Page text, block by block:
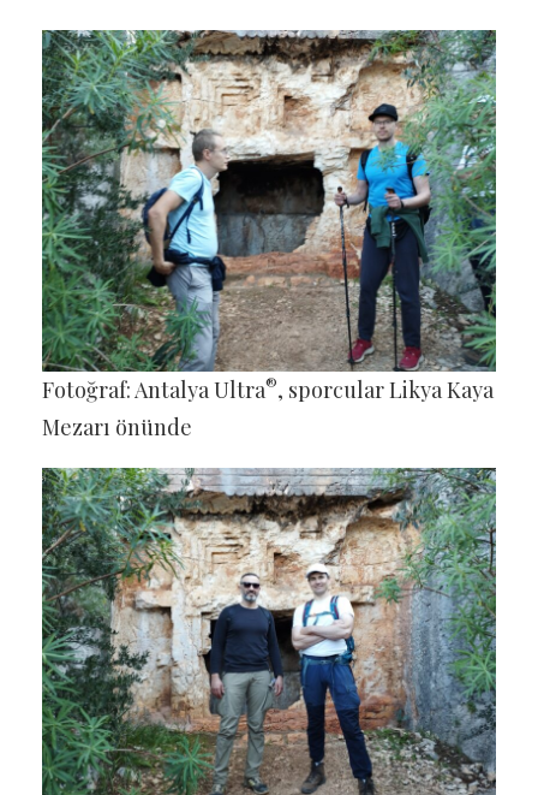
Fotoğraf: Antalya Ultra®, sporcular Likya Kaya
Mezarı önünde